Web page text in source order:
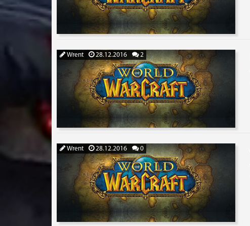
Wrent 28.12.2016 2
Wrent 28.12.2016 0